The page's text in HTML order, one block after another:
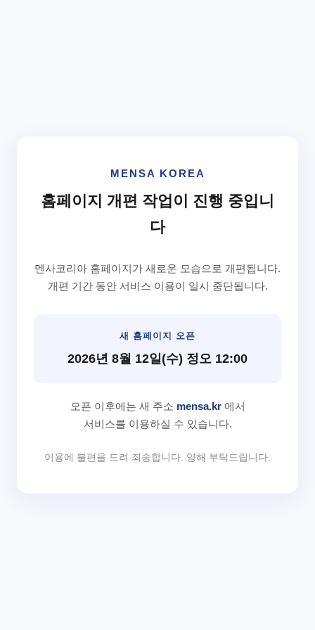
MENSA KOREA
홈페이지 개편 작업이 진행 중입니
다
멘사코리아 홈페이지가 새로운 모습으로 개편됩니다.
개편 기간 동안 서비스 이용이 일시 중단됩니다.
새 홈페이지 오픈
2026년 8월 12일(수) 정오 12:00
오픈 이후에는 새 주소 mensa.kr에서
서비스를 이용하실 수 있습니다.
이용에 불편을 드려 죄송합니다. 양해 부탁드립니다.